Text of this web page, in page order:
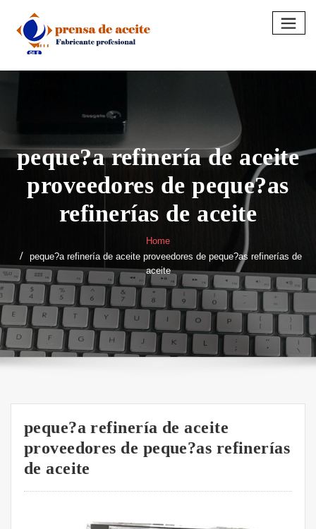
content
peque?a refinería de aceite
proveedores de peque?as
refinerías de aceite
Home
peque?a refinería de aceite proveedores de peque?as refinerías de
aceite
peque?a refinería de aceite
proveedores de peque?as refinerías
de aceite